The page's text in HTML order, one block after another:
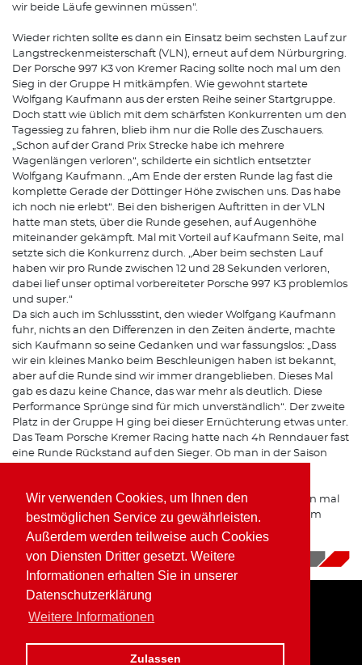
Wir verwenden Cookies, um Ihnen den
bestmöglichen Service zu gewährleisten.
Außerdem werden teilweise auch Cookies
von Diensten Dritter gesetzt. Weitere
Informationen erhalten Sie in unserer
Datenschutzerklärung
Weitere Informationen
Zulassen
wir beide Läufe gewinnen müssen".
Wieder richten sollte es dann ein Einsatz beim sechsten Lauf zur
Langstreckenmeisterschaft (VLN), erneut auf dem Nürburgring.
Der Porsche 997 K3 von Kremer Racing sollte noch mal um den
Sieg in der Gruppe H mitkämpfen. Wie gewohnt startete
Wolfgang Kaufmann aus der ersten Reihe seiner Startgruppe.
Doch statt wie üblich mit dem schärfsten Konkurrenten um den
Tagessieg zu fahren, blieb ihm nur die Rolle des Zuschauers.
„Schon auf der Grand Prix Strecke habe ich mehrere
Wagenlängen verloren“, schilderte ein sichtlich entsetzter
Wolfgang Kaufmann. „Am Ende der ersten Runde lag fast die
komplette Gerade der Döttinger Höhe zwischen uns. Das habe
ich noch nie erlebt“. Bei den bisherigen Auftritten in der VLN
hatte man stets, über die Runde gesehen, auf Augenhöhe
miteinander gekämpft. Mal mit Vorteil auf Kaufmann Seite, mal
setzte sich die Konkurrenz durch. „Aber beim sechsten Lauf
haben wir pro Runde zwischen 12 und 28 Sekunden verloren,
dabei lief unser optimal vorbereiteter Porsche 997 K3 problemlos
und super.“
Da sich auch im Schlussstint, den wieder Wolfgang Kaufmann
fuhr, nichts an den Differenzen in den Zeiten änderte, machte
sich Kaufmann so seine Gedanken und war fassungslos: „Dass
wir ein kleines Manko beim Beschleunigen haben ist bekannt,
aber auf die Runde sind wir immer drangeblieben. Dieses Mal
gab es dazu keine Chance, das war mehr als deutlich. Diese
Performance Sprünge sind für mich unverständlich“. Der zweite
Platz in der Gruppe H ging bei dieser Ernüchterung etwas unter.
Das Team Porsche Kremer Racing hatte nach 4h Renndauer fast
eine Runde Rückstand auf den Sieger. Ob man in der Saison
Am kommenden Wochenende hofft Wolfgang Kaufmann mal
auf unbeschwerten Fahrspaß. Im Rahmen des Truck GP im
belgischen Zolder startet der „Piranha“ in der Cup &
17.09.2018
Home Impressum